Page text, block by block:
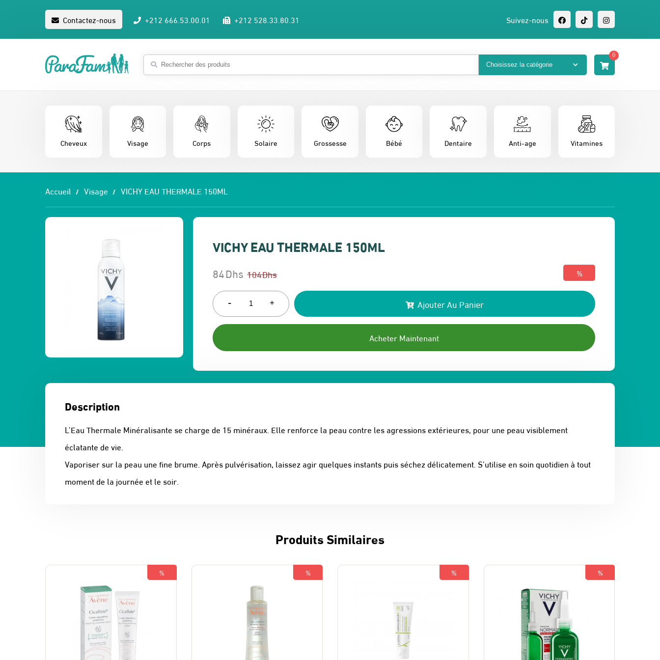
Contactez-nous +212 666.53.00.01 +212 528.33.80.31 Suivez-nous
0
Cheveux Visage Corps Solaire Grossesse Bébé Dentaire Anti-age Vitamines
Accueil Visage VICHY EAU THERMALE 150ML
VICHY EAU THERMALE 150ML
104Dhs
Le
prix
initial
était :
104 Dhs.
84Dhs
Le
prix
actuel
est :
84 Dhs.
%
- + Ajouter Au Panier
Acheter Maintenant
Description
L’Eau Thermale Minéralisante se charge de 15 minéraux. Elle renforce la peau contre les agressions extérieures, pour une peau visiblement
éclatante de vie.
Vaporiser sur la peau une fine brume. Après pulvérisation, laissez agir quelques instants puis séchez délicatement. S’utilise en soin quotidien à tout
moment de la journée et le soir.
Produits Similaires
% % % %